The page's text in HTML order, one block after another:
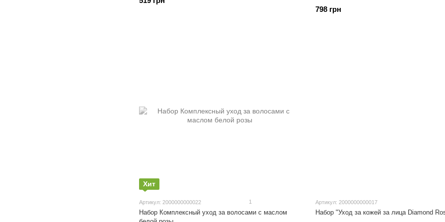
798 грн
Хит
Артикул: 2000000000022 1
Набор Комплексный уход за волосами с маслом
Артикул: 2000000000017
Набор "Уход за кожей за лица Diamond